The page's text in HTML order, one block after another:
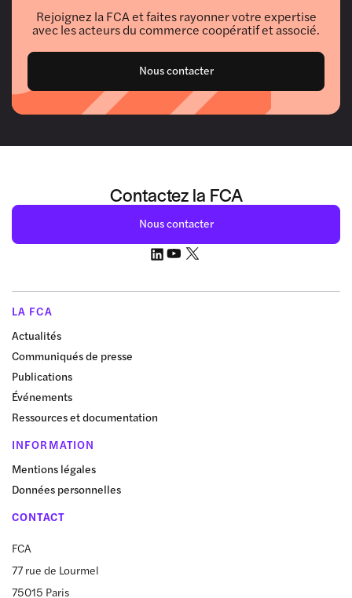
Rejoignez la FCA et faites rayonner votre expertise
avec les acteurs du commerce coopératif et associé.
Nous contacter
Contactez la FCA
Nous contacter
LA FCA
Actualités
Communiqués de presse
Publications
Événements
Ressources et documentation
INFORMATION
Mentions légales
Données personnelles
CONTACT
FCA
77 rue de Lourmel
75015 Paris